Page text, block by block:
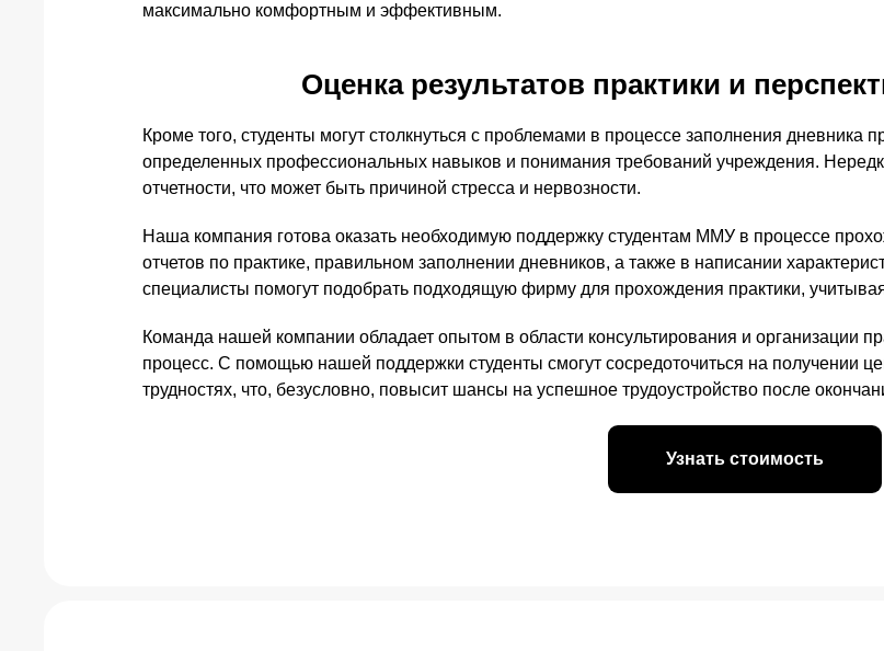
максимально комфортным и эффективным.
Оценка результатов практики и
Кроме того, студенты могут столкнуться с проблемами в процессе заполнения дневника
определенных профессиональных навыков и понимания требований учреждения.
отчетности, что может быть причиной стресса и нервозности.
Наша компания готова оказать необходимую поддержку студентам ММУ в процессе
отчетов по практике, правильном заполнении дневников, а также в написании
специалисты помогут подобрать подходящую фирму для прохождения практики,
Команда нашей компании обладает опытом в области консультирования и организации
процесс. С помощью нашей поддержки студенты смогут сосредоточиться на получении
трудностях, что, безусловно, повысит шансы на успешное трудоустройство после
Узнать стоимость